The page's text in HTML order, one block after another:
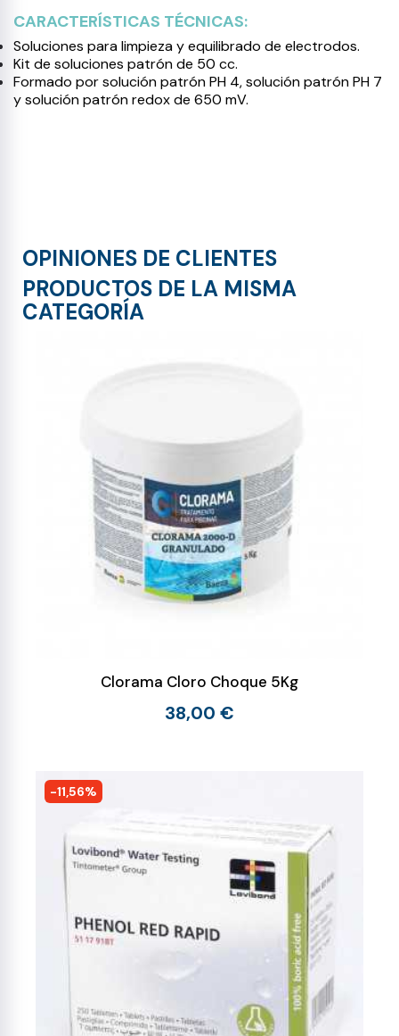
CARACTERÍSTICAS TÉCNICAS:
Soluciones para limpieza y equilibrado de electrodos.
Kit de soluciones patrón de 50 cc.
Formado por solución patrón PH 4, solución patrón PH 7
y solución patrón redox de 650 mV.
OPINIONES DE CLIENTES
PRODUCTOS DE LA MISMA
CATEGORÍA
Clorama Cloro Choque 5Kg
38,00 €
-11,56%